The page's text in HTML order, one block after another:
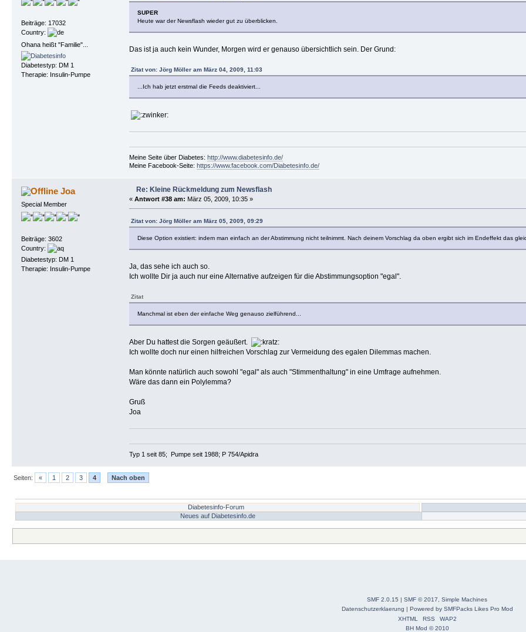
Beiträge: 17032
Country:
Ohana heißt "Familie"...
Diabetestyp: DM 1
Therapie: Insulin-Pumpe
SUPER
Heute war der Newsflash wieder gut zu überblicken.
Das ist ja auch kein Wunder, Morgen wird er genauso übersichtlich sein. Der Grund:
Zitat von: Jörg Möller am März 04, 2009, 11:03
...Ich hab jetzt erstmal die Feeds deaktiviert...
Meine Seite über Diabetes: http://www.diabetesinfo.de/
Meine Facebook-Seite: https://www.facebook.com/Diabetesinfo.de/
Joa
Special Member
Beiträge: 3602
Country:
Diabetestyp: DM 1
Therapie: Insulin-Pumpe
Re: Kleine Rückmeldung zum Newsflash
« Antwort #38 am: März 05, 2009, 10:35 »
Zitat von: Jörg Möller am März 05, 2009, 09:29
Diese Option existiert: indem man einfach an der Abstimmung nicht teilnimmt. Nach deinem Vorschlag da oben ergibt sich im Endeffekt das
Ja, das sehe ich auch so.
Ich wollte Dir ja auch nur eine Alternative aufzeigen für die Abstimmungsoption "egal".
Zitat
Manchmal ist eben der einfache Weg genauso zielführend...
Aber Du hattest die Sorgen geäußert.
Ich wollte doch nur einen hilfreichen Vorschlag zur Vermeidung des egalen Dilemmas machen.
Man könnte natürlich auch sowohl "egal" als auch "Stimmenthaltung" in eine Umfrage aufnehmen.
Wäre das dann ein Polylemma?
Gruß
Joa
Typ 1 seit 85; Pumpe seit 1988; P 754/Apidra
Seiten: « 1 2 3 4 Nach oben
Diabetesinfo-Forum
Neues auf Diabetesinfo.de
SMF 2.0.15 | SMF © 2017
Simple Machines
Datenschutzerklaerung | Powered by SMFPacks Likes Pro Mod
XHTML
RSS
WAP2
BH Mod © 2010